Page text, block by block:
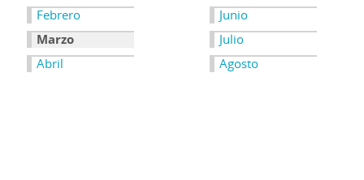
Febrero
Marzo
Abril
Junio
Julio
Agosto